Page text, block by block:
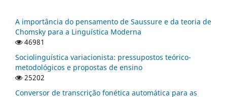
A importância do pensamento de Saussure e da teoria de
Chomsky para a Linguística Moderna
46981
Sociolinguística variacionista: pressupostos teórico-
metodológicos e propostas de ensino
25202
Conversor de transcrição fonética automática para as